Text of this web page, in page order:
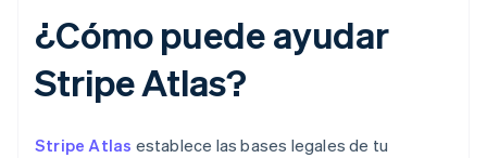
¿Cómo puede ayudar
Stripe Atlas?
Stripe Atlas establece las bases legales de tu